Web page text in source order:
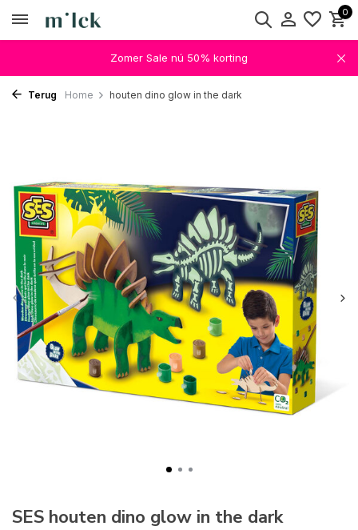
0
Zomer Sale nú 50% korting
Terug Home houten dino glow in the dark
SES houten dino glow in the dark